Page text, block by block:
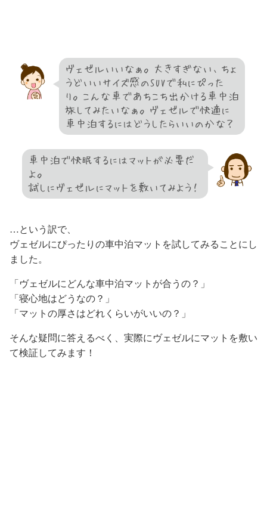
ヴェゼルいいなぁ。大きすぎない、ちょ
うどいいサイズ感のSUVで私にぴった
り。こんな車であちこち出かける車中泊
旅してみたいなぁ。ヴェゼルで快適に
車中泊するにはどうしたらいいのかな？
車中泊で快眠するにはマットが必要だ
よ。
試しにヴェゼルにマットを敷いてみよう！
…という訳で、
ヴェゼルにぴったりの車中泊マットを試してみることにし
ました。
「ヴェゼルにどんな車中泊マットが合うの？」
「寝心地はどうなの？」
「マットの厚さはどれくらいがいいの？」
そんな疑問に答えるべく、実際にヴェゼルにマットを敷い
て検証してみます！